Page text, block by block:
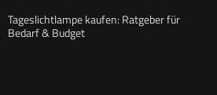
Tageslichtlampe kaufen: Ratgeber für
Bedarf & Budget